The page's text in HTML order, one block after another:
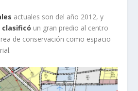
actuales son del año 2012, y
clasificó un gran predio al centro
de conservación como espacio